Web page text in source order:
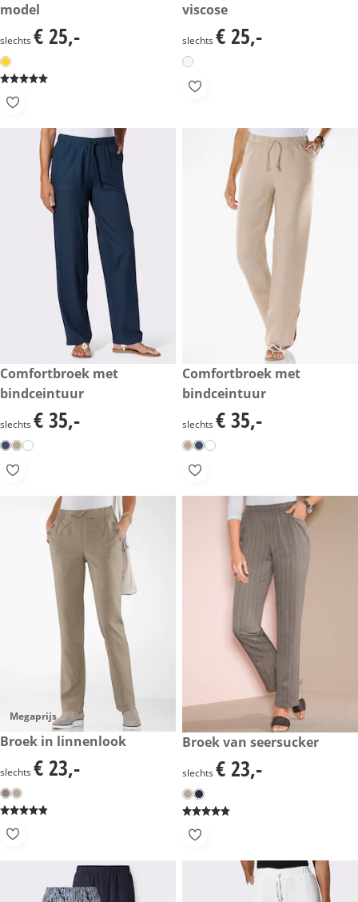
model
€ 25,-
slechts € 25,-
viscose
€ 25,-
slechts € 25,-
€ 35,-
Comfortbroek met
bindceintuur
€ 35,-
slechts € 35,-
€ 35,-
Comfortbroek met
bindceintuur
€ 35,-
slechts € 35,-
Megaprijs
€ 23,-
Broek in linnenlook
€ 23,-
slechts € 23,-
€ 23,-
Broek van seersucker
€ 23,-
slechts € 23,-